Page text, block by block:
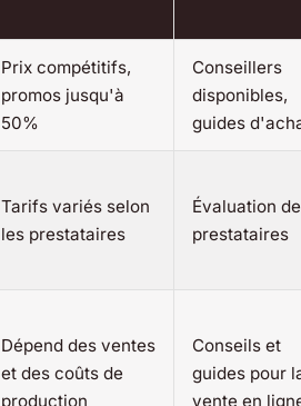
Prix compétitifs,
promos jusqu'à
50%
Conseillers
disponibles,
guides
Tarifs variés selon
les prestataires
Évaluation
prestataires
Dépend des ventes
et des coûts de
production
Conseils et
guides pour
vente en